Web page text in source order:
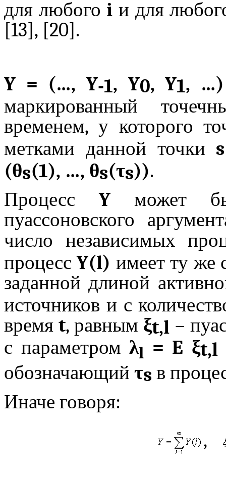
для любого i и для
[13], [20].
Y = (…,Y-1,Y0,Y1, …)
маркированный
временем, у которого
метками данной точки s
(θs(1), …, θs(τs)).
ПроцессY
может
пуассоновского
число независимых
процессY(l) имеет ту же
заданной длиной
источников и с
времяt, равным ξt,l –
с параметром λl = E ξt,l
обозначающий τs в
Иначе говоря:
,